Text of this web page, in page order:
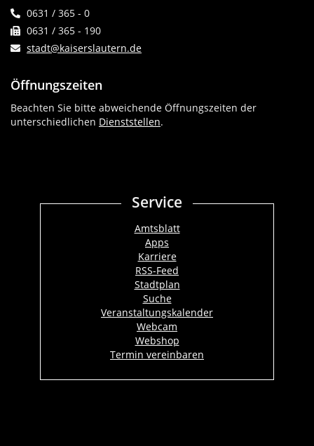
0631 / 365 - 0
0631 / 365 - 190
stadt@kaiserslautern.de
Öffnungszeiten
Beachten Sie bitte abweichende Öffnungszeiten der
unterschiedlichen Dienststellen.
Service
Amtsblatt
Apps
Karriere
RSS-Feed
Stadtplan
Suche
Veranstaltungskalender
Webcam
Webshop
Termin vereinbaren